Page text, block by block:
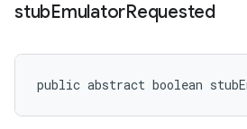
stubEmulatorRequested
public abstract boolean